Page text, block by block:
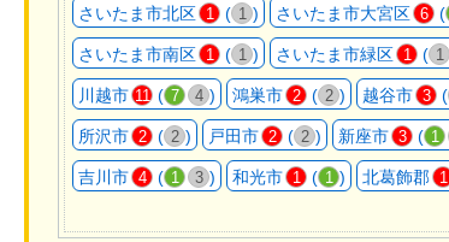
さいたま市北区 1 ( 1 ) さいたま市大宮区 6 (
さいたま市南区 1 ( 1 ) さいたま市緑区 1 ( 1
川越市 11 ( 7 4 ) 鴻巣市 2 ( 2 ) 越谷市 3 (
所沢市 2 ( 2 ) 戸田市 2 ( 2 ) 新座市 3 ( 1
吉川市 4 ( 1 3 ) 和光市 1 ( 1 ) 北葛飾郡 1